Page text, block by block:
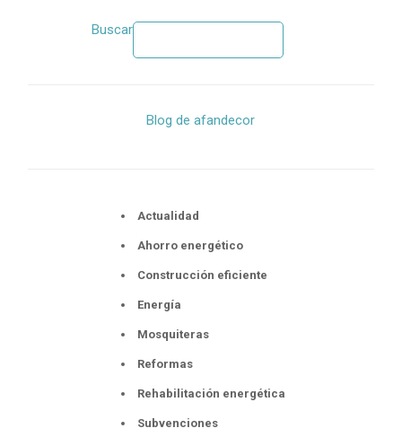
Buscar
Blog de afandecor
Actualidad
Ahorro energético
Construcción eficiente
Energía
Mosquiteras
Reformas
Rehabilitación energética
Subvenciones